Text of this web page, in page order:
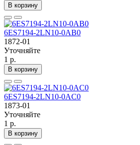
В корзину
6ES7194-2LN10-0AB0
1872-01
Уточняйте
1 р.
В корзину
6ES7194-2LN10-0AC0
1873-01
Уточняйте
1 р.
В корзину